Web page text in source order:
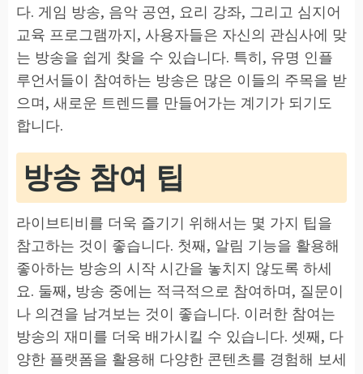
다. 게임 방송, 음악 공연, 요리 강좌, 그리고 심지어
교육 프로그램까지, 사용자들은 자신의 관심사에 맞
는 방송을 쉽게 찾을 수 있습니다. 특히, 유명 인플
루언서들이 참여하는 방송은 많은 이들의 주목을 받
으며, 새로운 트렌드를 만들어가는 계기가 되기도
합니다.
방송 참여 팁
라이브티비를 더욱 즐기기 위해서는 몇 가지 팁을
참고하는 것이 좋습니다. 첫째, 알림 기능을 활용해
좋아하는 방송의 시작 시간을 놓치지 않도록 하세
요. 둘째, 방송 중에는 적극적으로 참여하며, 질문이
나 의견을 남겨보는 것이 좋습니다. 이러한 참여는
방송의 재미를 더욱 배가시킬 수 있습니다. 셋째, 다
양한 플랫폼을 활용해 다양한 콘텐츠를 경험해 보세